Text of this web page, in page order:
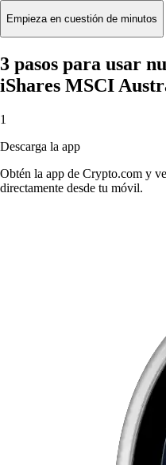
Empieza en cuestión de minutos
3 pasos para usar
iShares MSCI
1
Descarga la app
Obtén la app de Crypto.com y
directamente desde tu móvil.